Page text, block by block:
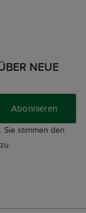
NEUE
Abonnieren
Sie stimmen den
zu.